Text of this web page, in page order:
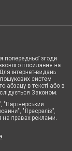
попередньої згоди
посилання на
інтернет-видань
систем
абзацу в тексті або в
Законом.
"Партнерський
"Пресреліз",
на правах реклами.